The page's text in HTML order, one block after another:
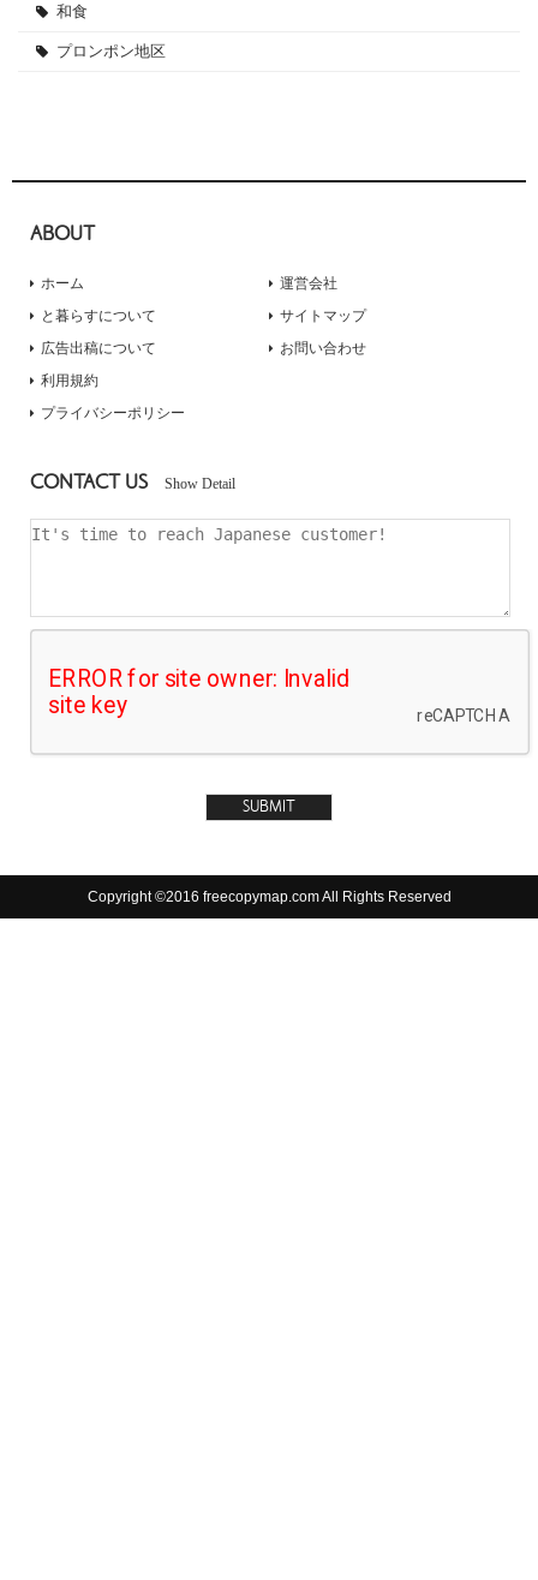
和食
プロンポン地区
ABOUT
ホーム
と暮らすについて
広告出稿について
運営会社
サイトマップ
お問い合わせ
利用規約
プライバシーポリシー
CONTACT US Show Detail
Copyright ©2016 freecopymap.com All Rights Reserved